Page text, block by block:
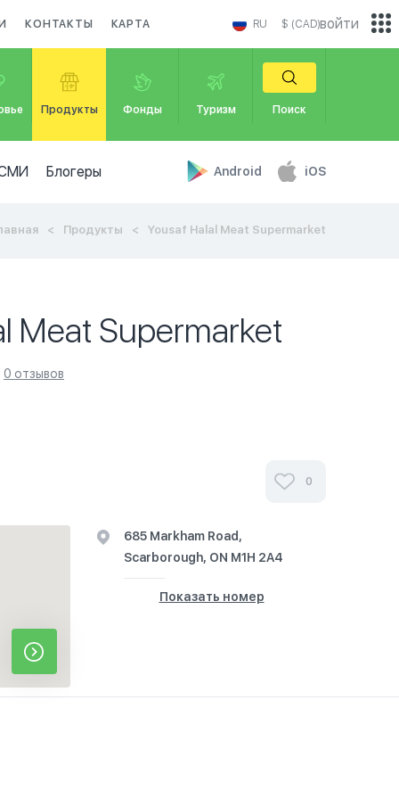
КОНТАКТЫ КАРТА RU $ (CAD)
Продукты Фонды Туризм Поиск
Блогеры Android iOS
войти
Продукты Yousaf Halal Meat Supermarket
Meat Supermarket
0 отзывов
0
685 Markham Road,
Scarborough, ON M1H 2A4
Показать номер